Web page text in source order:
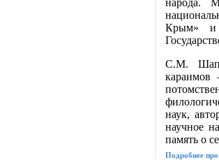
народа.
Крым» и
С.М.
караимов
наук,
научное
память о
Подробнее